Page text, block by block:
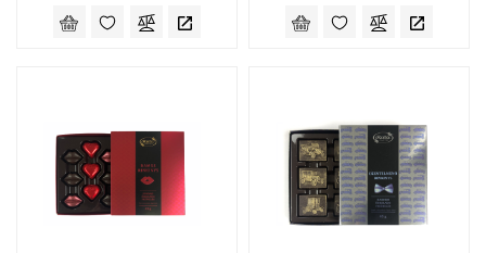
Aliejai
Kūdikiams
Pirties
Reikalai